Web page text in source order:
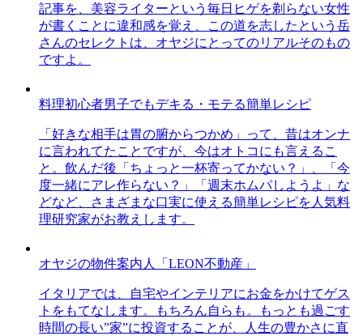
記事を、美容ライターという毎日ヒゲを剃らない女性
が書くことに違和感を覚え、この道を志したという岳
さんのセレクトは、オヤジにとってのリアルそのもの
ですよ。
料理初心者男子でもデキる・モテる簡単レシピ
「好きな相手は胃の腑からつかめ」って、昔はオンナ
に言われてたことですが、今はオトコにも言えるこ
と。飲んだ後「ちょっと一杯寄ってかない？」、「今
度一緒にアレ作らない？」「週末ホムパしようよ」な
どなど、さまざまな口実に使える簡単レシピを人気料
理研究家がお教えします。
オヤジの物件案内人「LEON不動産」
イタリアでは、自宅やインテリアにお金をかけてゲス
トをもてなします。もちろん自らも。もっとも過ごす
時間の長い”家”に投資することが、人生の豊かさに直